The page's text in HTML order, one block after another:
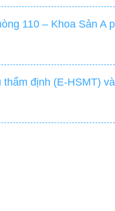
110 – Khoa Sản A
định (E-HSMT)